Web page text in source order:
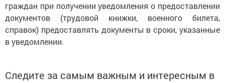
граждан при получении уведомления о предоставлении
документов (трудовой книжки, военного билета,
справок) предоставлять документы в сроки, указанные
в уведомлении.
Следите за самым важным и интересным в